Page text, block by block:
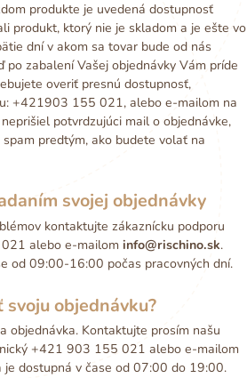
produkte je uvedená dostupnosť
produkt, ktorý nie je skladom a je ešte vo
dní v akom sa tovar bude od nás
po zabalení Vašej objednávky Vám príde
overiť presnú dostupnosť,
+421903 155 021, alebo e-mailom na
potvrdzujúci mail o objednávke,
predtým, ako budete volať na
svojej objednávky
kontaktujte zákaznícku podporu
alebo e-mailom info@rischino.sk.
od 09:00-16:00 počas pracovných dní.
objednávku?
objednávka. Kontaktujte prosím našu
+421 903 155 021 alebo e-mailom
je dostupná v čase od 07:00 do 19:00.